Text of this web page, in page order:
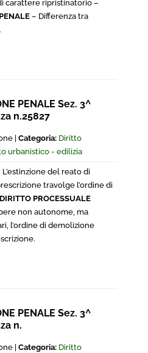
carattere ripristinatorio –
– Differenza tra
PENALE Sez. 3^
n.25827
| Categoria: Diritto
urbanistico - edilizia
L’estinzione del reato di
travolge l’ordine di
DIRITTO PROCESSUALE
non autonome, ma
l’ordine di demolizione
PENALE Sez. 3^
n.
| Categoria: Diritto